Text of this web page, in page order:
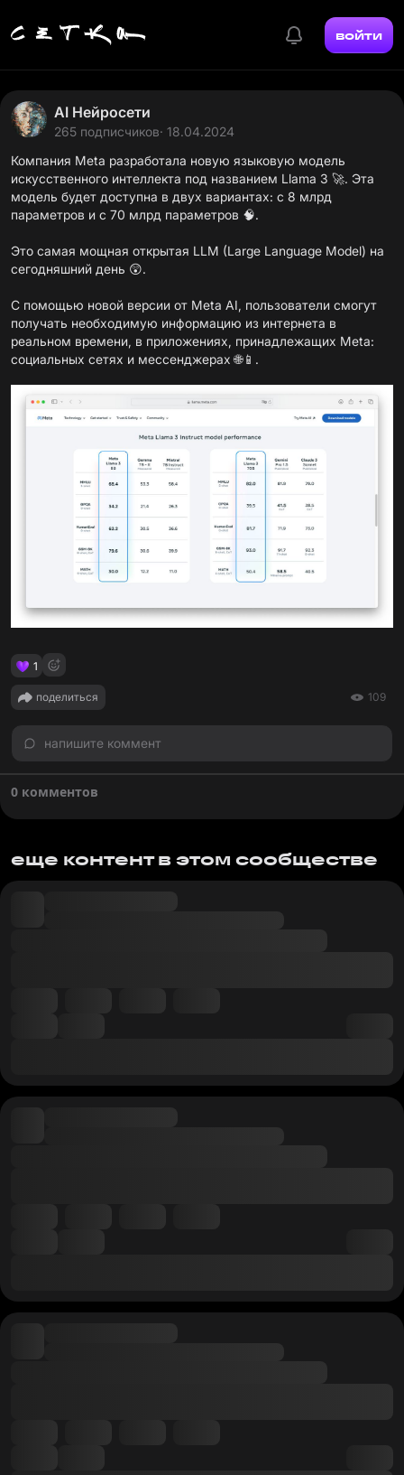
войти
AI Нейросети
265 подписчиков· 18.04.2024
Компания Meta разработала новую языковую модель
искусственного интеллекта под названием Llama 3 🚀. Эта
модель будет доступна в двух вариантах: с 8 млрд
параметров и с 70 млрд параметров 🧠.
Это самая мощная открытая LLM (Large Language Model) на
сегодняшний день 😲.
С помощью новой версии от Meta AI, пользователи смогут
получать необходимую информацию из интернета в
реальном времени, в приложениях, принадлежащих Meta:
социальных сетях и мессенджерах 🌐📱.
1
поделиться 109
напишите коммент
0 комментов
еще контент в этом сообществе